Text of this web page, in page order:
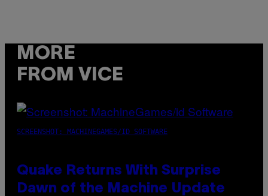
MORE
FROM VICE
SCREENSHOT: MACHINEGAMES/ID SOFTWARE
Quake Returns With Surprise
Dawn of the Machine Update